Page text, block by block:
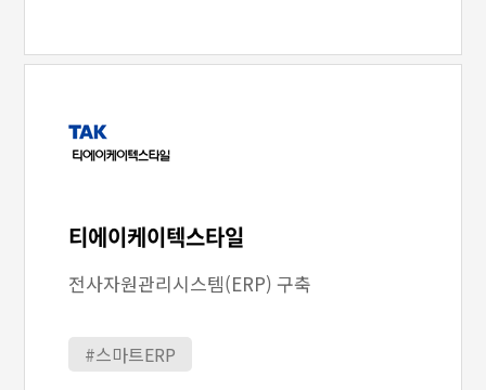
티에이케이텍스타일
전사자원관리시스템(ERP) 구축
#스마트ERP